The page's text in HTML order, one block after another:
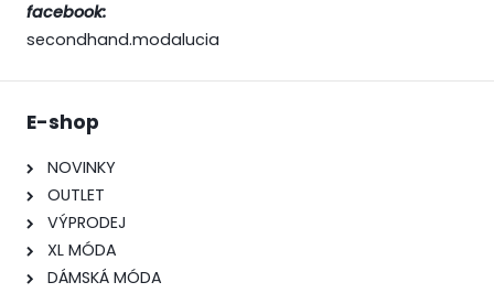
facebook:
secondhand.modalucia
E-shop
NOVINKY
OUTLET
VÝPRODEJ
XL MÓDA
DÁMSKÁ MÓDA